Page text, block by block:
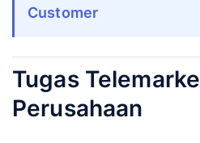
Customer
Tugas
Perusahaan